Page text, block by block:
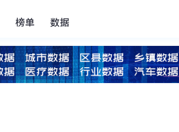
榜单 数据